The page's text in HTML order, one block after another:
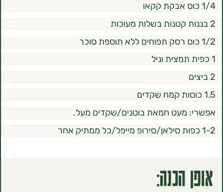
מעט חמאת בוטנים/שקדים מעל.